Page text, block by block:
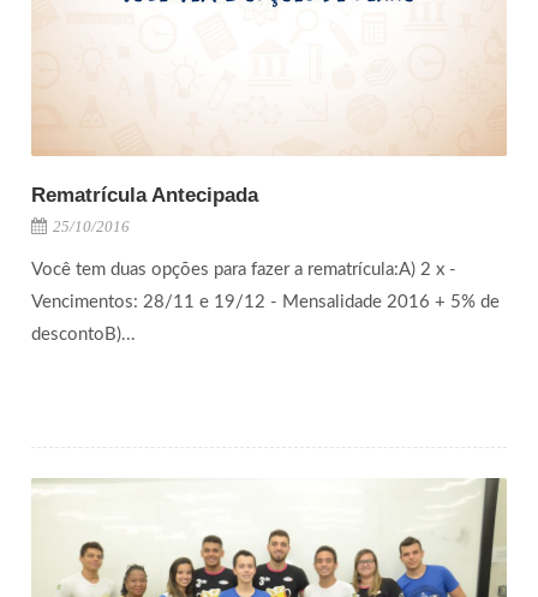
Rematrícula Antecipada
25/10/2016
Você tem duas opções para fazer a rematrícula:A) 2 x -
Vencimentos: 28/11 e 19/12 - Mensalidade 2016 + 5% de
descontoB)...